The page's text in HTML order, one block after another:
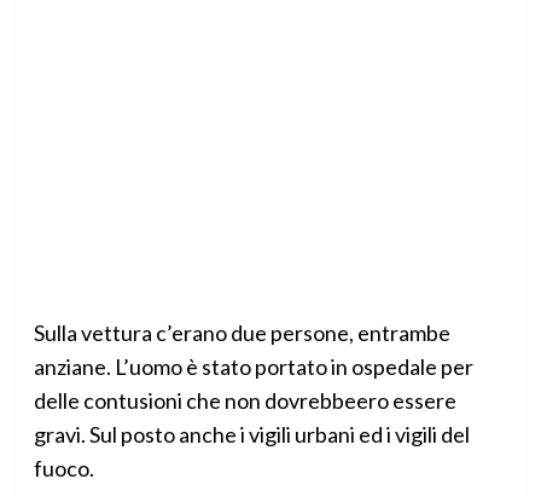
Sulla vettura c’erano due persone, entrambe
anziane. L’uomo è stato portato in ospedale per
delle contusioni che non dovrebbeero essere
gravi. Sul posto anche i vigili urbani ed i vigili del
fuoco.